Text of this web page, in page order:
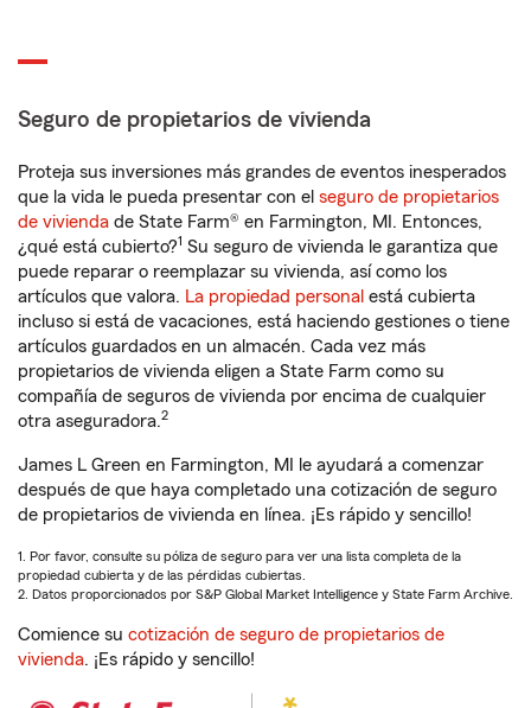
Seguro de propietarios de vivienda
Proteja sus inversiones más grandes de eventos inesperados
que la vida le pueda presentar con el seguro de propietarios
de vivienda de State Farm® en Farmington, MI. Entonces,
¿qué está cubierto?1 Su seguro de vivienda le garantiza que
puede reparar o reemplazar su vivienda, así como los
artículos que valora. La propiedad personal está cubierta
incluso si está de vacaciones, está haciendo gestiones o tiene
artículos guardados en un almacén. Cada vez más
propietarios de vivienda eligen a State Farm como su
compañía de seguros de vivienda por encima de cualquier
otra aseguradora.2
James L Green en Farmington, MI le ayudará a comenzar
después de que haya completado una cotización de seguro
de propietarios de vivienda en línea. ¡Es rápido y sencillo!
1. Por favor, consulte su póliza de seguro para ver una lista completa de la
propiedad cubierta y de las pérdidas cubiertas.
2. Datos proporcionados por S&P Global Market Intelligence y State Farm Archive.
Comience su cotización de seguro de propietarios de
vivienda. ¡Es rápido y sencillo!